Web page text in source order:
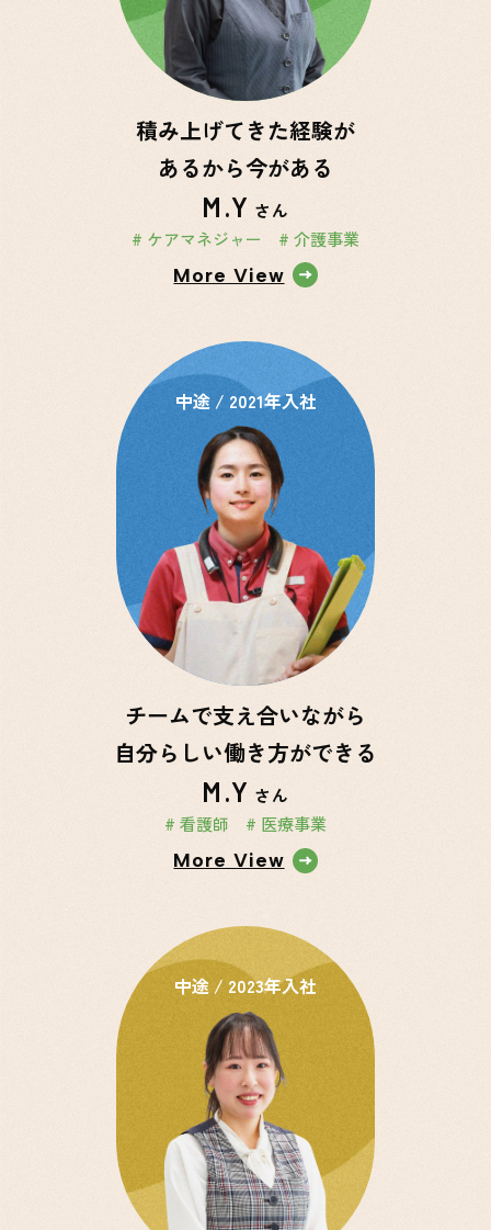
積み上げてきた経験が
あるから今がある
M.Y さん
# ケアマネジャー
# 介護事業
More View
中途 / 2021年入社
チームで支え合いながら
自分らしい働き方ができる
M.Y さん
# 看護師
# 医療事業
More View
中途 / 2023年入社